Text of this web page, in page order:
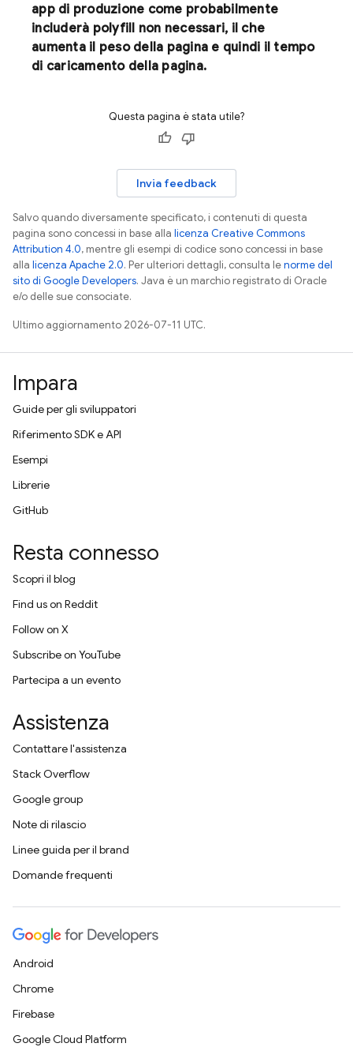
app di produzione come probabilmente
includerà polyfill non necessari, il che
aumenta il peso della pagina e quindi il tempo
di caricamento della pagina.
Questa pagina è stata utile?
Invia feedback
Salvo quando diversamente specificato, i contenuti di questa
pagina sono concessi in base alla licenza Creative Commons
Attribution 4.0, mentre gli esempi di codice sono concessi in base
alla licenza Apache 2.0. Per ulteriori dettagli, consulta lenorme del
sito di Google Developers. Java è un marchio registrato di Oracle
e/o delle sue consociate.
Ultimo aggiornamento 2026-07-11 UTC.
Impara
Guide per gli sviluppatori
Riferimento SDK e API
Esempi
Librerie
GitHub
Resta connesso
Scopri il blog
Find us on Reddit
Follow on X
Subscribe on YouTube
Partecipa a un evento
Assistenza
Contattare l'assistenza
Stack Overflow
Google group
Note di rilascio
Linee guida per il brand
Domande frequenti
Android
Chrome
Firebase
Google Cloud Platform